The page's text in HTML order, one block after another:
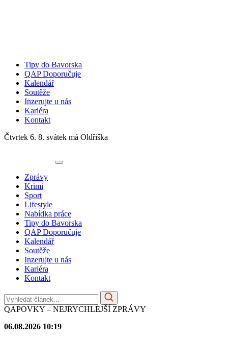
Tipy do Bavorska
QAP Doporučuje
Kalendář
Soutěže
Inzerujte u nás
Kariéra
Kontakt
Čtvrtek 6. 8. svátek má Oldřiška
Zprávy
Krimi
Sport
Lifestyle
Nabídka práce
Tipy do Bavorska
QAP Doporučuje
Kalendář
Soutěže
Inzerujte u nás
Kariéra
Kontakt
QAPOVKY – NEJRYCHLEJŠÍ ZPRÁVY
06.08.2026 10:19